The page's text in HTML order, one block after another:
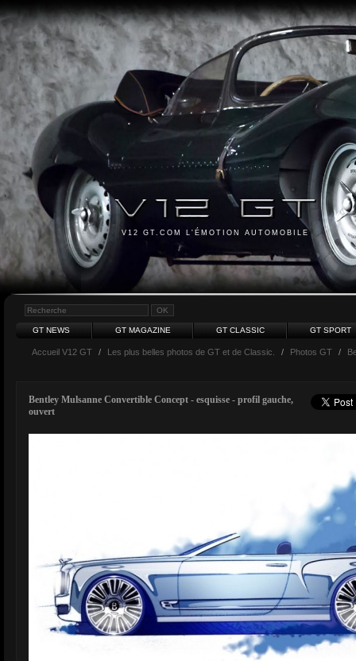
V12 GT.COM L'ÉMOTION AUTOMOBILE
GT NEWS GT MAGAZINE GT CLASSIC GT SPORT
Accueil V12 GT / Les plus belles photos de GT et de Classic. / Photos GT /
Bentley Mulsanne Convertible Concept - esquisse - profil gauche,
ouvert